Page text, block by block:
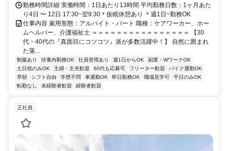
勤務時間詳細 実働時間：1日あたり13時間 平均勤務日数：1ヶ月あた
り4日 〜 12日 17:30~翌9:30＊仮眠休憩あり ＊週1日~勤務OK
仕事内容 雇用形態：アルバイト・パート 職種：ケアワーカー、ホー
ムヘルパー、介護福祉士 ＝＝＝＝＝＝＝＝＝＝＝＝＝＝＝＝ 【30
代・40代の『真面目にコツコツ』派が多数活躍中！】 自然に囲まれ
た落...
制服あり 扶養内勤務OK 社員登用あり 週1日からOK
副業・WワークOK
土日祝のみOK
主婦・主夫歓迎 60代も応募可 フリーター歓迎
バイク通勤OK
早朝
シフト自由 学歴不問 車通勤OK 即日勤務OK 職場見学可
平日のみOK
転勤なし
未経験者歓迎 経験者歓迎
正社員